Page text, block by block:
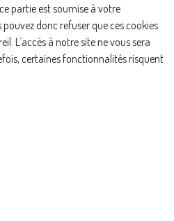
partie est soumise à votre
donc refuser que ces cookies
L´accès à notre site ne vous sera
certaines fonctionnalités risquent